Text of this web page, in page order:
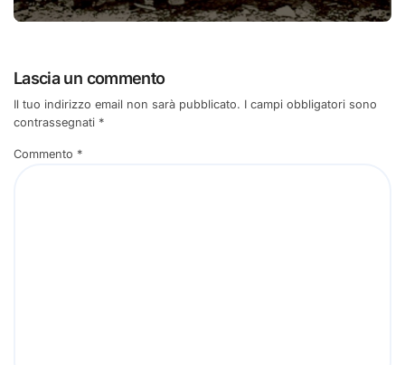
Lascia un commento
Il tuo indirizzo email non sarà pubblicato. I campi obbligatori sono
contrassegnati *
Commento *